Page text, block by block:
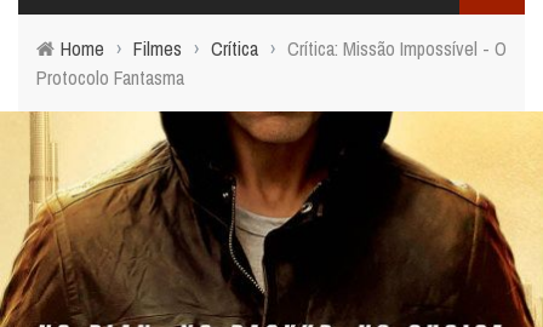
Home › Filmes › Crítica › Crítica: Missão Impossível - O
Protocolo Fantasma